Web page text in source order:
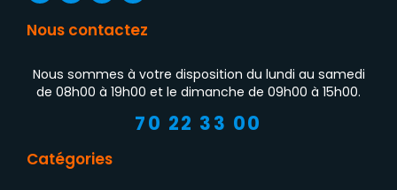
Nous contactez
Nous sommes à votre disposition du lundi au samedi
de 08h00 à 19h00 et le dimanche de 09h00 à 15h00.
70 22 33 00
Catégories